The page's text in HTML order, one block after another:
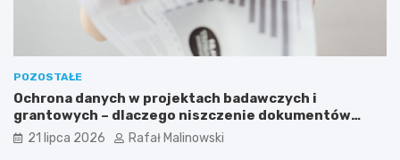
POZOSTAŁE
Ochrona danych w projektach badawczych i
grantowych – dlaczego niszczenie dokumentów
musi być częścią procedury?
21 lipca 2026 Rafał Malinowski